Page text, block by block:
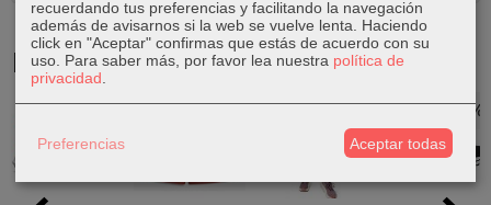
Productos Relacionados
-11 % -39 % -33 % -33 %
recuerdando tus preferencias y facilitando la navegación
además de avisarnos si la web se vuelve lenta. Haciendo
click en "Aceptar" confirmas que estás de acuerdo con su
uso. Para saber más, por favor lea nuestra política de
privacidad
Preferencias Aceptar todas